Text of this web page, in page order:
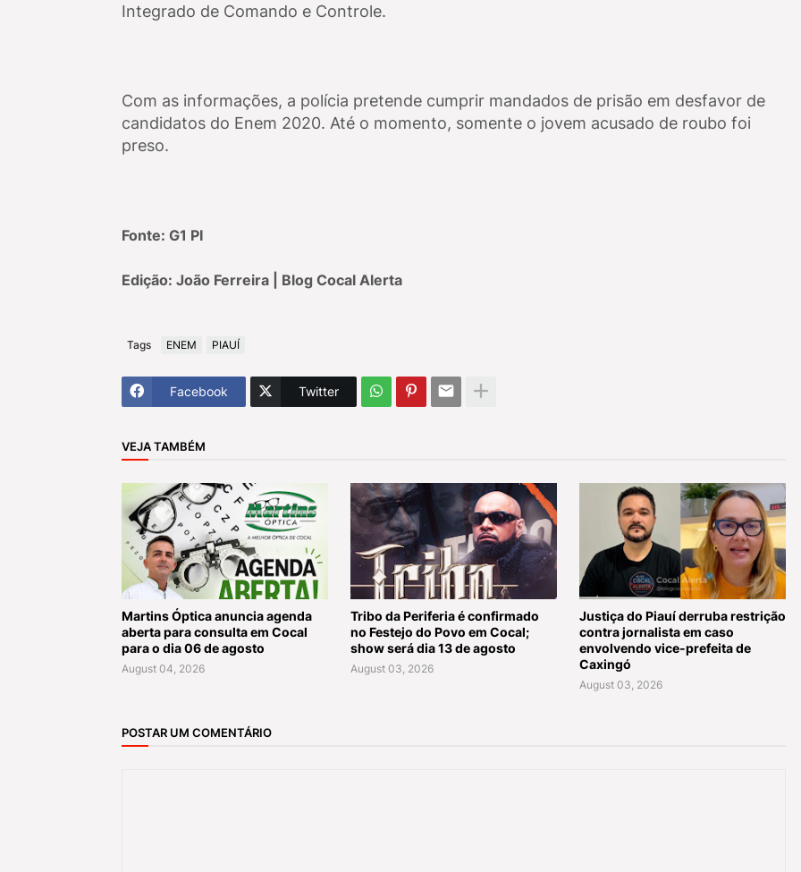
Integrado de Comando e Controle.
Com as informações, a polícia pretende cumprir mandados de prisão em desfavor de
candidatos do Enem 2020. Até o momento, somente o jovem acusado de roubo foi
preso.
Fonte: G1 PI
Edição: João Ferreira | Blog Cocal Alerta
Tags ENEM PIAUÍ
Facebook Twitter
VEJA TAMBÉM
Martins Óptica anuncia agenda
aberta para consulta em Cocal
para o dia 06 de agosto
August 04, 2026
Tribo da Periferia é confirmado
no Festejo do Povo em Cocal;
show será dia 13 de agosto
August 03, 2026
Justiça do Piauí derruba restrição
contra jornalista em caso
envolvendo vice-prefeita de
Caxingó
August 03, 2026
POSTAR UM COMENTÁRIO